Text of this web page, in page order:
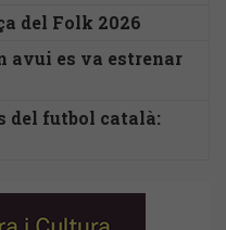
del Folk 2026
avui es va estrenar
del futbol català: